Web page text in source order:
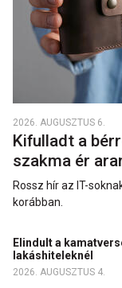
2026. AUGUSZTUS 6.
Kifulladt a
szakma ér
Rossz hír az IT-
korábban.
Elindult a
lakáshiteleknél
2026. AUGUSZTUS 4.